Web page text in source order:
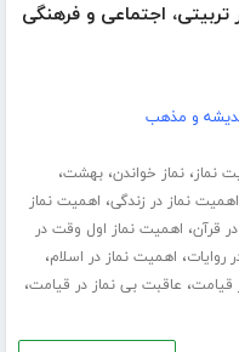
اجتماعی و فرهنگی
و مذهب
نماز،نماز خواندن،بهشت،
اهمیت نماز در زندگی، اهمیت نماز
قرآن، اهمیت نماز اول وقت در
روایات، اهمیت نماز در اسلام،
قیامت، عاقبت بی نماز در قیامت،